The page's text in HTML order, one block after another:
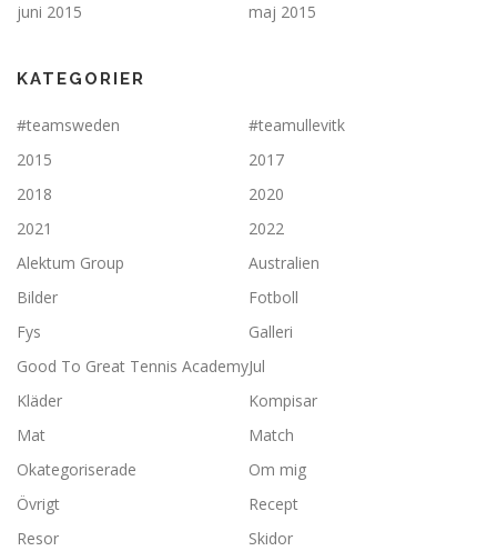
juni 2015
maj 2015
KATEGORIER
#teamsweden
#teamullevitk
2015
2017
2018
2020
2021
2022
Alektum Group
Australien
Bilder
Fotboll
Fys
Galleri
Good To Great Tennis AcademyJul
Kläder
Kompisar
Mat
Match
Okategoriserade
Om mig
Övrigt
Recept
Resor
Skidor